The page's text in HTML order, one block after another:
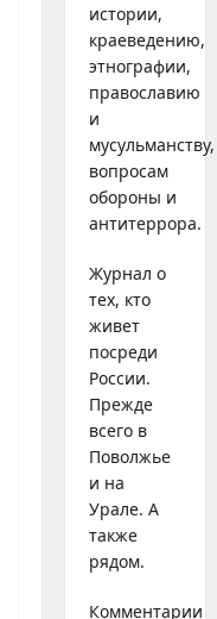
истории,
краеведению,
этнографии,
православию
и
мусульманству,
вопросам
обороны и
антитеррора.
Журнал о
тех, кто
живет
посреди
России.
Прежде
всего в
Поволжье
и на
Урале. А
также
рядом.
Комментарии